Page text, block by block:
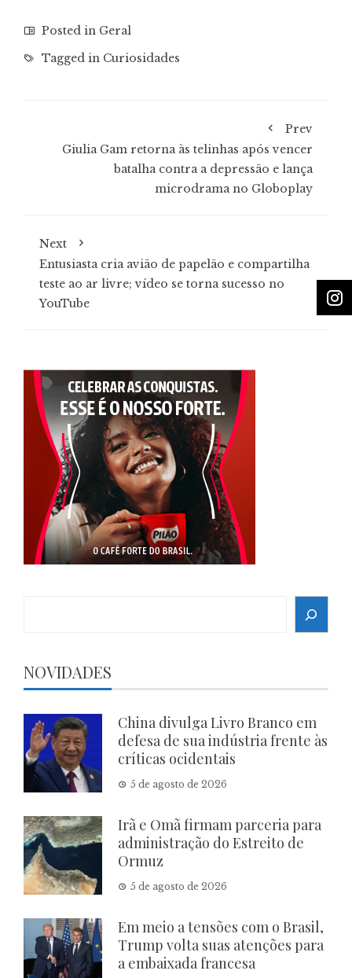
Posted in Geral
Tagged in Curiosidades
Prev
Giulia Gam retorna às telinhas após vencer
batalha contra a depressão e lança
microdrama no Globoplay
Next
Entusiasta cria avião de papelão e compartilha
teste ao ar livre; vídeo se torna sucesso no
YouTube
NOVIDADES
China divulga Livro Branco em
defesa de sua indústria frente às
críticas ocidentais
5 de agosto de 2026
Irã e Omã firmam parceria para
administração do Estreito de
Ormuz
5 de agosto de 2026
Em meio a tensões com o Brasil,
Trump volta suas atenções para
a embaixada francesa